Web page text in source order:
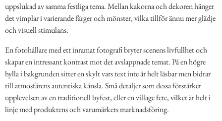
uppslukad av samma festliga tema. Mellan kakorna och dekoren hänger
det vimplar i varierande färger och mönster, vilka tillför ännu mer glädje
och visuell stimulans.
En fotohållare med ett inramat fotografi bryter scenens livfullhet och
skapar en intressant kontrast mot det avslappnade temat. På en högre
hylla i bakgrunden sitter en skylt vars text inte är helt läsbar men bidrar
till atmosfärens autentiska känsla. Små detaljer som dessa förstärker
upplevelsen av en traditionell byfest, eller en village fete, vilket är helt i
linje med produktens och varumärkets marknadsföring.